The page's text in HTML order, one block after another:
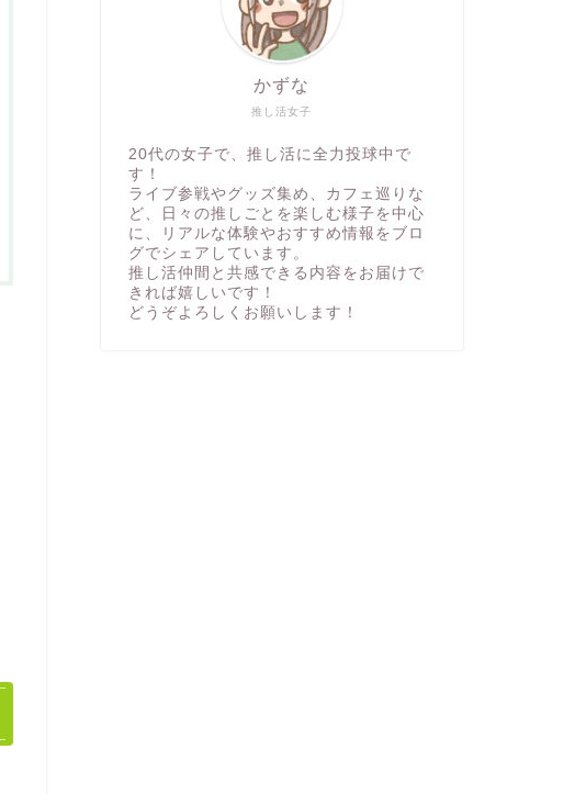
推し活女子
かずな
20代の女子で、推し活に全力投球中で
す！
ライブ参戦やグッズ集め、カフェ巡りな
ど、日々の推しごとを楽しむ様子を中心
に、リアルな体験やおすすめ情報をブロ
グでシェアしています。
推し活仲間と共感できる内容をお届けで
きれば嬉しいです！
どうぞよろしくお願いします！